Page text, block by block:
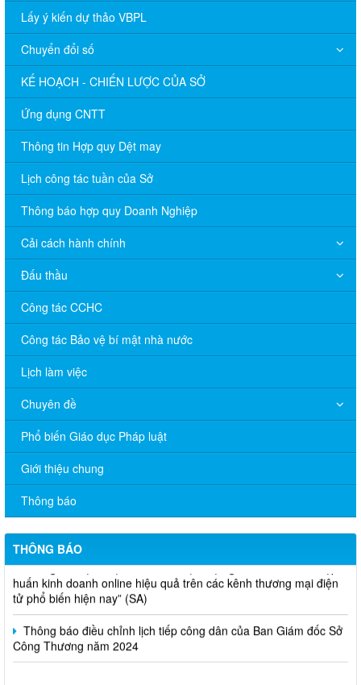
Lấy ý kiến dự thảo VBPL
Chuyển đổi số
KẾ HOẠCH - CHIẾN LƯỢC CỦA SỞ
Ứng dụng CNTT
Thông tin Hợp quy Dệt may
Lịch công tác tuần của Sở
Thông báo hợp quy Doanh Nghiệp
Cải cách hành chính
Đấu thầu
Công tác CCHC
Công tác Bảo vệ bí mật nhà nước
Lịch làm việc
Chuyên đề
Phổ biến Giáo dục Pháp luật
Giới thiệu chung
Thông báo
THÔNG BÁO
V/v đề nghị báo cáo hệ thống phân phối, nhãn hiệu hàng hóa
và hoạt động mua bán khí trên địa bàn tỉnh năm 2025 (nhắc lần
Thông báo lựa chọn nhà thầu thực hiện gói thầu: “tổ chức tập
huấn kinh doanh online hiệu quả trên các kênh thương mại điện
tử phổ biến hiện nay” (SA)
Thông báo điều chỉnh lịch tiếp công dân của Ban Giám đốc Sở
Công Thương năm 2024